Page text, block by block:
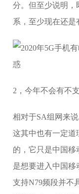
分。但至少说明，
系，至少现在还是
2，今年不会有不
相对于SA组网来
这其中也有一定道
的，它只是中国
是想要进入中国
支持N79频段并不